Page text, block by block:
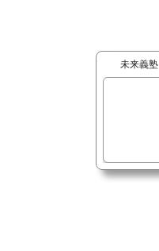
未来義塾